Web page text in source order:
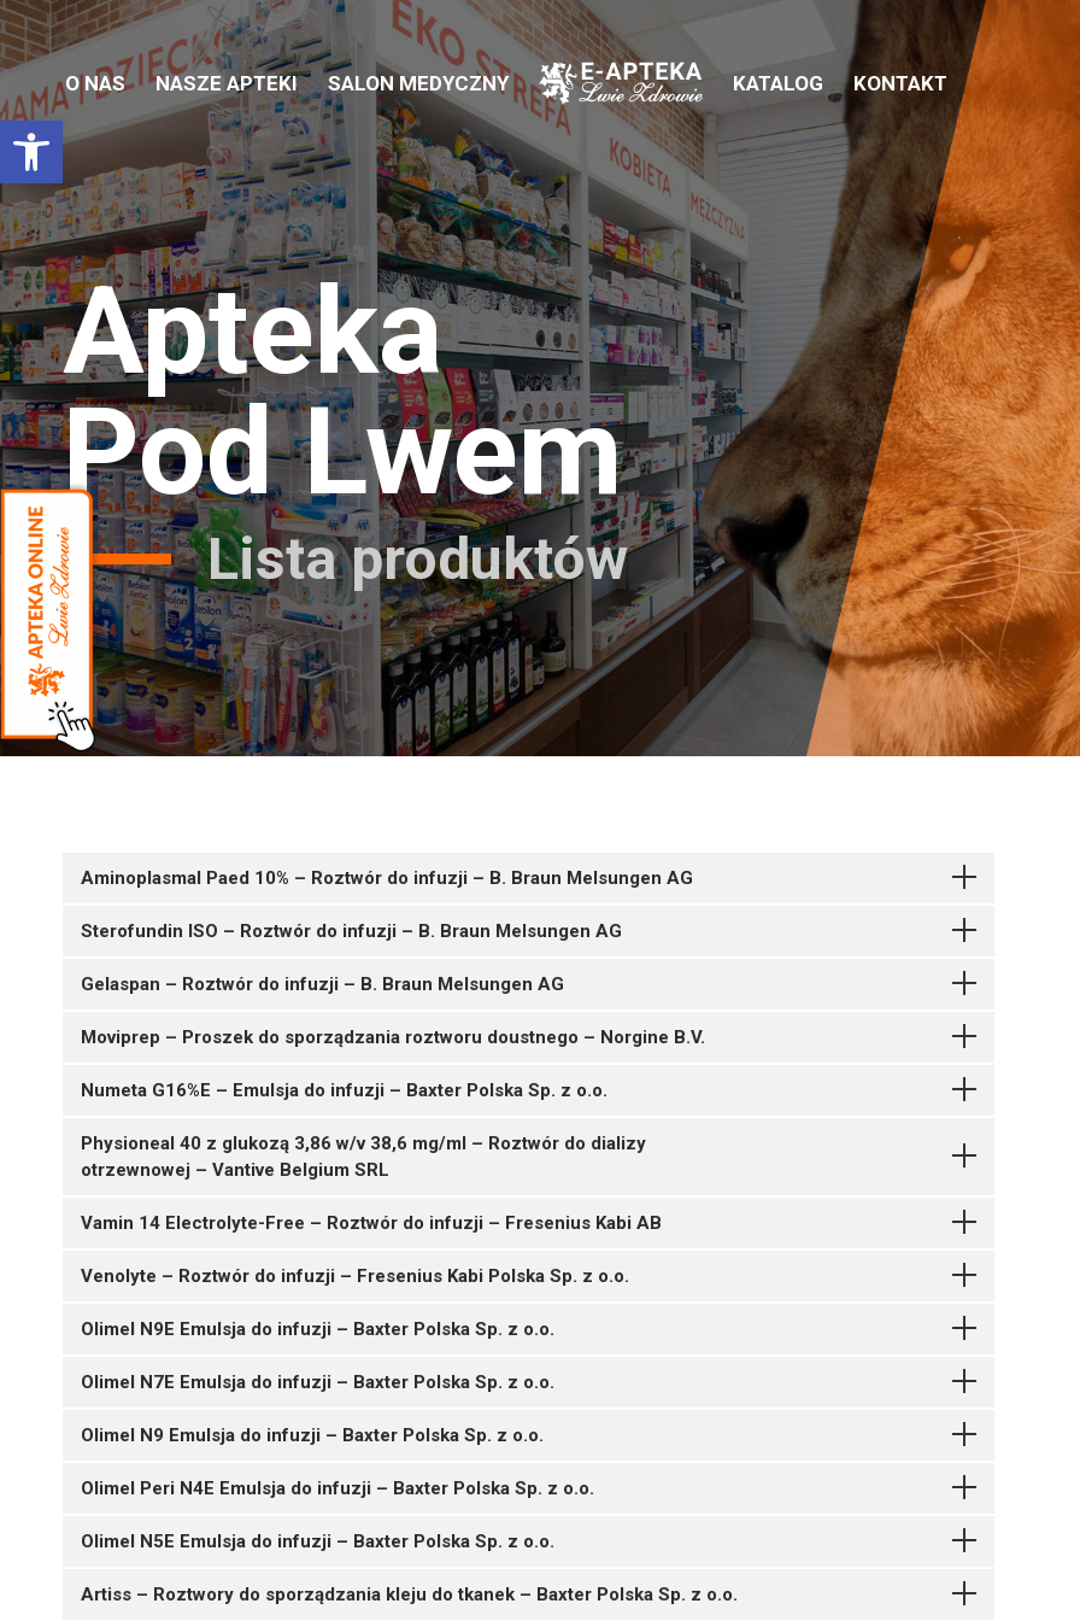
Otwórz pasek narzędzi
O NAS NASZE APTEKI SALON MEDYCZNY KATALOG KONTAKT
Apteka
Pod Lwem
Lista produktów
Aminoplasmal Paed 10% – Roztwór do infuzji – B. Braun Melsungen AG
05909991085995 ¦ Rp ¦ 86593
12 worków 100 ml
05909991086008 ¦ Rp ¦ 86594
12 worków 250 ml
Sterofundin ISO – Roztwór do infuzji – B. Braun Melsungen AG
05909991061456 ¦ Rp ¦ 80779
05909991061463 ¦ Rp ¦ 84178
1 butelka 500 ml
05909991061470 ¦ Rp ¦ 84179
1 butelka 1000 ml
05909991061487 ¦ Rp ¦ 84180
10 butelek 250 ml
05909991061494 ¦ Rp ¦ 84181
10 butelek 500 ml
05909991061500 ¦ Rp ¦ 84182
05909991061531 ¦ Rp ¦ 84183
05909991061548 ¦ Rp ¦ 84184
Gelaspan – Roztwór do infuzji – B. Braun Melsungen AG
05909990902903 ¦ Rp ¦ 69370
10 butelek 500 ml
05909990902934 ¦ Rp ¦ 69372
20 worków 500 ml
05909990902941 ¦ Rp ¦ 69373
10 worków 1000 ml
Moviprep – Proszek do sporządzania roztworu doustnego – Norgine B.V.
05909990866687 ¦ Rp ¦ 66372
1 saszetka 112 g proszku (saszetka A) ¦ 1 saszetka 11 g proszku (saszetka B)
A06AD
Ulotka
ChPL
Numeta G16%E – Emulsja do infuzji – Baxter Polska Sp. z o.o.
05909990863396 ¦ Rp ¦ 66085
Physioneal 40 z glukozą 3,86 w/v 38,6 mg/ml – Roztwór do dializy
otrzewnowej – Vantive Belgium SRL
05909991078010 ¦ Rp ¦ 23583
1 poj. pojedynczy 1500 ml
05909991078027 ¦ Rp ¦ 23585
5 poj. pojedynczych 1500 ml
05909991078034 ¦ Rp ¦ 23586
1 poj. pojedynczy 2000 ml
05909991078041 ¦ Rp ¦ 23587
4 poj. pojedyncze 2000 ml
05909991078058 ¦ Rp ¦ 23588
Vamin 14 Electrolyte-Free – Roztwór do infuzji – Fresenius Kabi AB
Lz ¦ Skasowane ¦ 10483
1 op. 1000 ml
05909990300518 ¦ Lz ¦ 47127
Venolyte – Roztwór do infuzji – Fresenius Kabi Polska Sp. z o.o.
05909990802074 ¦ Rp ¦ 60246
20 worków 500 ml
05909990802081 ¦ Rp ¦ 60247
10 worków 1000 ml
Olimel N9E Emulsja do infuzji – Baxter Polska Sp. z o.o.
05909990774951 ¦ Rp ¦ 57467
6 worków 1000 ml
05909990774968 ¦ Rp ¦ 57468
Olimel N7E Emulsja do infuzji – Baxter Polska Sp. z o.o.
05909990775293 ¦ Rp ¦ 1475
Olimel N9 Emulsja do infuzji – Baxter Polska Sp. z o.o.
Olimel Peri N4E Emulsja do infuzji – Baxter Polska Sp. z o.o.
Olimel N5E Emulsja do infuzji – Baxter Polska Sp. z o.o.
Artiss – Roztwory do sporządzania kleju do tkanek – Baxter Polska Sp. z o.o.